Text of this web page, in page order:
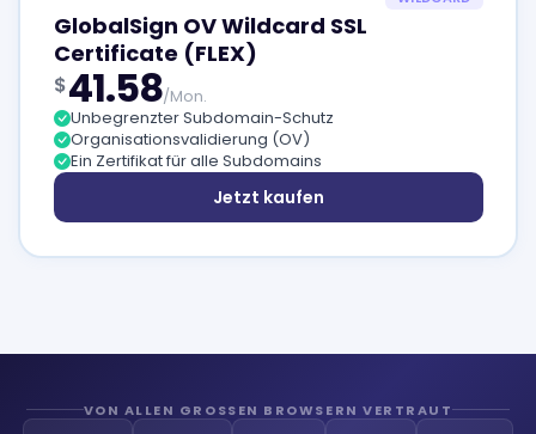
GlobalSign OV Wildcard SSL
Certificate (FLEX)
$41.58/Mon.
Unbegrenzter Subdomain-Schutz
Organisationsvalidierung (OV)
Ein Zertifikat für alle Subdomains
Jetzt kaufen
VON ALLEN GROSSEN BROWSERN VERTRAUT